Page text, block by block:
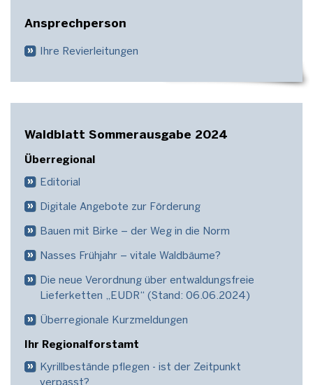
Ansprechperson
Ihre Revierleitungen
Waldblatt Sommerausgabe 2024
Überregional
Editorial
Digitale Angebote zur Förderung
Bauen mit Birke – der Weg in die Norm
Nasses Frühjahr – vitale Waldbäume?
Die neue Verordnung über entwaldungsfreie
Lieferketten „EUDR“ (Stand: 06.06.2024)
Überregionale Kurzmeldungen
Ihr Regionalforstamt
Kyrillbestände pflegen - ist der Zeitpunkt
verpasst?